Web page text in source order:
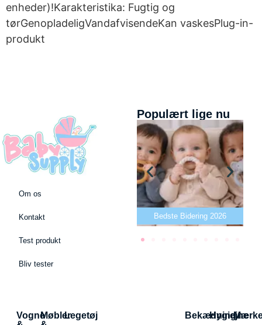
enheder)!Karakteristika: Fugtig og
tørGenopladeligVandafvisendeKan vaskesPlug-in-
produkt
Om os
Kontakt
Test produkt
Bliv tester
Populært lige nu
Bedste puslepude 2026 Bedste Bidering 2026
VogneMøblerLegetøj Bekædning
Hygiejne